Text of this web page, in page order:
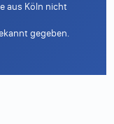
aus Köln nicht
gegeben.